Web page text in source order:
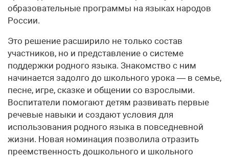
образовательные программы на языках народов
России.
Это решение расширило не только состав
участников, но и представление о системе
поддержки родного языка. Знакомство с ним
начинается задолго до школьного урока — в семье,
песне, игре, сказке и общении со взрослыми.
Воспитатели помогают детям развивать первые
речевые навыки и создают условия для
использования родного языка в повседневной
жизни. Новая номинация позволила отразить
преемственность дошкольного и школьного